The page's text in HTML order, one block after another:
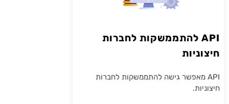
API להתממשקות לחברות
חיצוניות
API מאפשר גישה להתממשקות לחברות
חיצוניות.